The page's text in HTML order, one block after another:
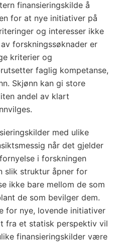
finansieringskilde å
for at nye initiativer på
og interesser ikke
forskningssøknader er
kriterier og
faglig kompetanse,
Skjønn kan gi store
andel av klart
med ulike
når det gjelder
i forskningen
slik struktur åpner for
ikke bare mellom de som
de som bevilger dem.
for nye, lovende initiativer
fra et statisk perspektiv vil
finansieringskilder være